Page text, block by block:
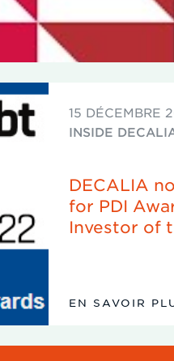
15 DÉCEMBRE
INSIDE
DECALIA
for PDI
Investor of
EN SAVOIR